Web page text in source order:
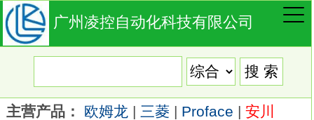
广州凌控自动化科技有限公司
主营产品： 欧姆龙 | 三菱 | Proface | 安川